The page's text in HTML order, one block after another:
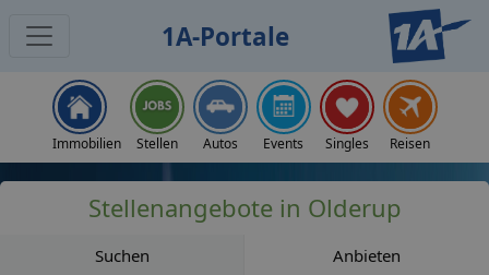
1A-Portale
Immobilien Stellen Autos Events Singles Reisen
Stellenangebote in Olderup
Suchen Anbieten